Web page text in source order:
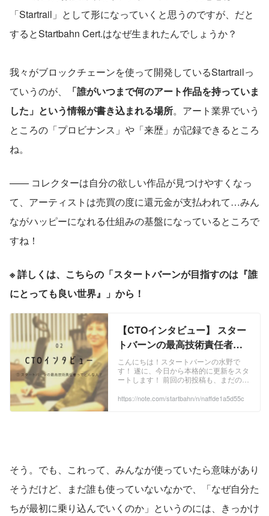
「Startrail」として形になっていくと思うのですが、だと
するとStartbahn Cert.はなぜ生まれたんでしょうか？
我々がブロックチェーンを使って開発しているStartrailっ
ていうのが、
「誰がいつまで何のアート作品を持っていま
した」という情報が書き込まれる場所。アート業界でいう
ところの「プロビナンス」や「来歴」が記録できるところ
ね。
—— コレクターは自分の欲しい作品が見つけやすくなっ
て、アーティストは売買の度に還元金が支払われて…みん
ながハッピーになれる仕組みの基盤になっているところで
すね！
※ 詳しくは、こちらの「スタートバーンが目指すのは『誰
にとっても良い世界』」から！
【CTOインタビュー】 スター
トバーンの最高技術責任者っ
てどんな人？｜Startbahn 🎨
スタートバーン｜note
こんにちは！スタートバーンの水野で
す！ 遂に、今日から本格的に更新をスタ
ートします！ 前回の初投稿も、まだの方
す！！ さて！本格投稿の第一弾では、メ
https://note.com/startbahn/n/naffde1a5d55c
そう。でも、これって、みんなが使っていたら意味があり
そうだけど、まだ誰も使っていないなかで、「なぜ自分た
ちが最初に乗り込んでいくのか」というのには、きっかけ